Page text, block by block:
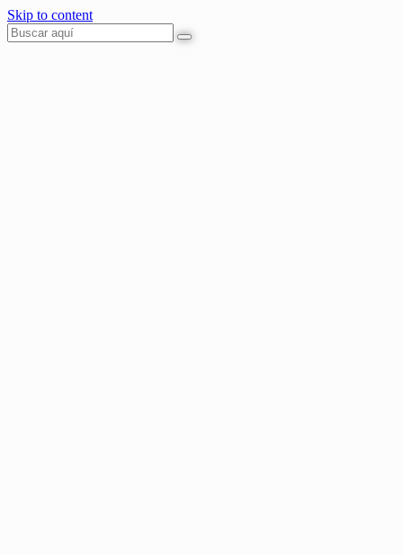
Skip to content